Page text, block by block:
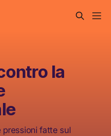
la
pressioni fatte sul